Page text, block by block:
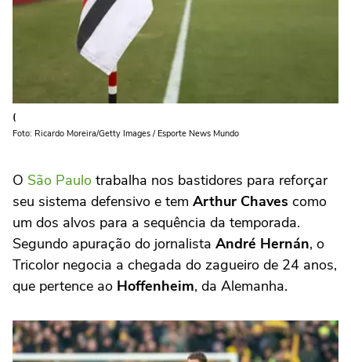
(
Foto: Ricardo Moreira/Getty Images / Esporte News Mundo
O São Paulo trabalha nos bastidores para reforçar
seu sistema defensivo e tem Arthur Chaves como
um dos alvos para a sequência da temporada.
Segundo apuração do jornalista André Hernán, o
Tricolor negocia a chegada do zagueiro de 24 anos,
que pertence ao Hoffenheim, da Alemanha.